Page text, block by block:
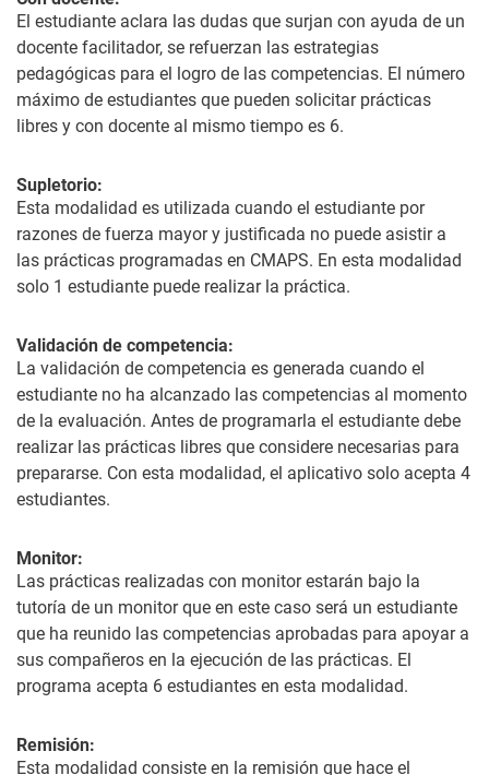
El estudiante aclara las dudas que surjan con ayuda de un
docente facilitador, se refuerzan las estrategias
pedagógicas para el logro de las competencias. El número
máximo de estudiantes que pueden solicitar prácticas
libres y con docente al mismo tiempo es 6.
Supletorio:
Esta modalidad es utilizada cuando el estudiante por
razones de fuerza mayor y justificada no puede asistir a
las prácticas programadas en CMAPS. En esta modalidad
solo 1 estudiante puede realizar la práctica.
Validación de competencia:
La validación de competencia es generada cuando el
estudiante no ha alcanzado las competencias al momento
de la evaluación. Antes de programarla el estudiante debe
realizar las prácticas libres que considere necesarias para
prepararse. Con esta modalidad, el aplicativo solo acepta 4
estudiantes.
Monitor:
Las prácticas realizadas con monitor estarán bajo la
tutoría de un monitor que en este caso será un estudiante
que ha reunido las competencias aprobadas para apoyar a
sus compañeros en la ejecución de las prácticas. El
programa acepta 6 estudiantes en esta modalidad.
Remisión:
Esta modalidad consiste en la remisión que hace el